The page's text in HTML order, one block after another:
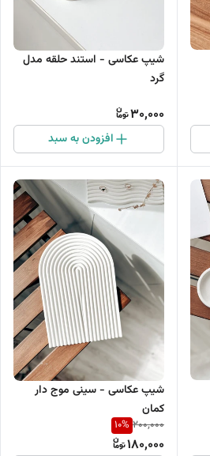
شیپ عکاسی - استند حلقه مدل
گرد
30,000
افزودن به سبد
شیپ عکاسی - سینی موج دار
کمان
200,000
10%
180,000